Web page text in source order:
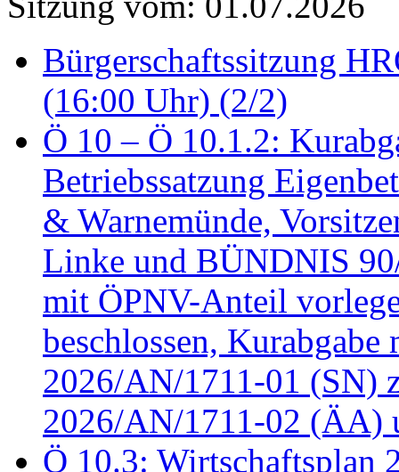
Bürgerschaftssitzung
(16:00 Uhr) (2/2)
Ö 10 – Ö 10.1.2:
Betriebssatzung
& Warnemünde,
Linke und BÜNDNIS
mit ÖPNV-Anteil
beschlossen,
2026/AN/1711-01 (SN)
2026/AN/1711-02 (ÄA)
Ö 10.3: Wirtschaftsplan